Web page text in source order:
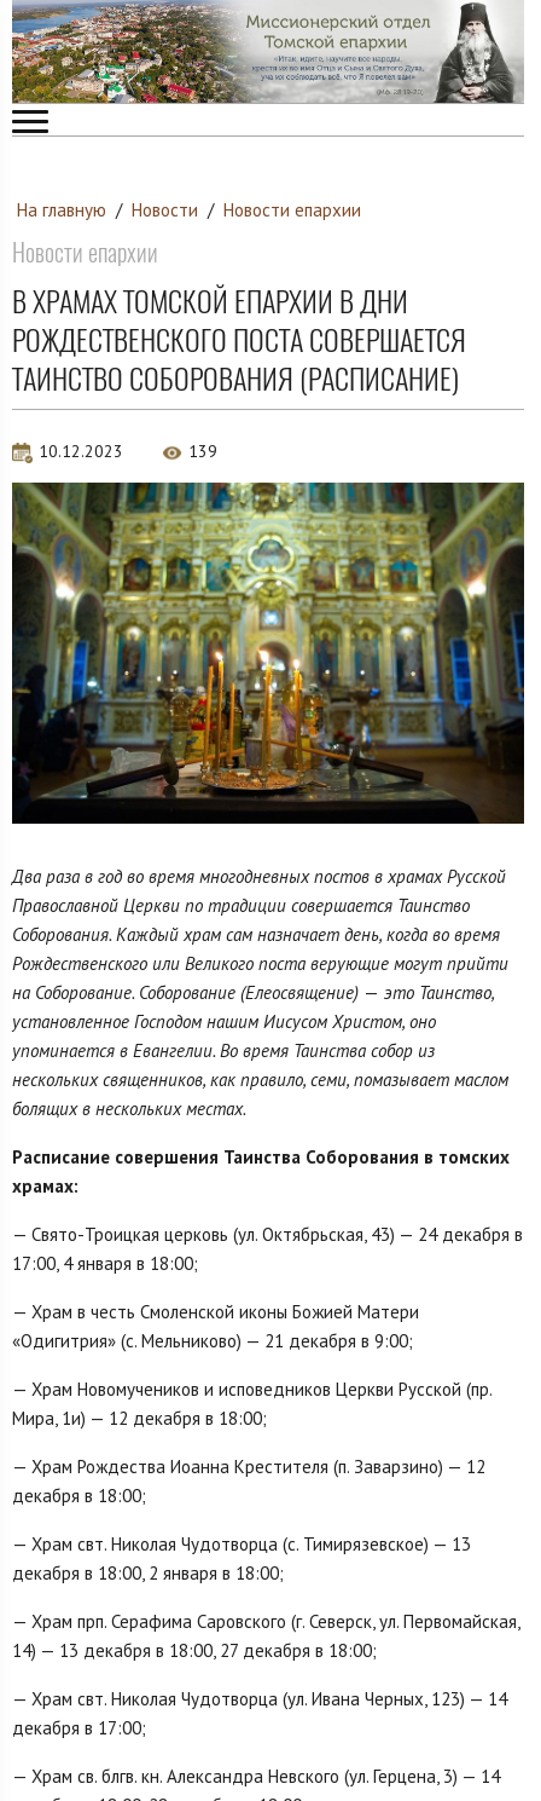
На главную / Новости / Новости епархии
Новости епархии
В ХРАМАХ ТОМСКОЙ ЕПАРХИИ В ДНИ
РОЖДЕСТВЕНСКОГО ПОСТА СОВЕРШАЕТСЯ
ТАИНСТВО СОБОРОВАНИЯ (РАСПИСАНИЕ)
10.12.2023 139
Два раза в год во время многодневных постов в храмах Русской
Православной Церкви по традиции совершается Таинство
Соборования. Каждый храм сам назначает день, когда во время
Рождественского или Великого поста верующие могут прийти
на Соборование. Соборование (Елеосвящение) — это Таинство,
установленное Господом нашим Иисусом Христом, оно
упоминается в Евангелии. Во время Таинства собор из
нескольких священников, как правило, семи, помазывает маслом
болящих в нескольких местах.
Расписание совершения Таинства Соборования в томских
храмах:
— Свято-Троицкая церковь (ул. Октябрьская, 43) — 24 декабря в
17:00, 4 января в 18:00;
— Храм в честь Смоленской иконы Божией Матери
«Одигитрия» (с. Мельниково) — 21 декабря в 9:00;
— Храм Новомучеников и исповедников Церкви Русской (пр.
Мира, 1и) — 12 декабря в 18:00;
— Храм Рождества Иоанна Крестителя (п. Заварзино) — 12
декабря в 18:00;
— Храм свт. Николая Чудотворца (с. Тимирязевское) — 13
декабря в 18:00, 2 января в 18:00;
— Храм прп. Серафима Саровского (г. Северск, ул. Первомайская,
14) — 13 декабря в 18:00, 27 декабря в 18:00;
— Храм свт. Николая Чудотворца (ул. Ивана Черных, 123) — 14
декабря в 17:00;
— Храм св. блгв. кн. Александра Невского (ул. Герцена, 3) — 14